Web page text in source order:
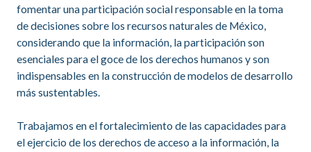
fomentar una participación social responsable en la toma
de decisiones sobre los recursos naturales de México,
considerando que la información, la participación son
esenciales para el goce de los derechos humanos y son
indispensables en la construcción de modelos de desarrollo
más sustentables.
Trabajamos en el fortalecimiento de las capacidades para
el ejercicio de los derechos de acceso a la información, la